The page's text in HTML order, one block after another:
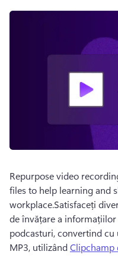
Repurpose video
files to help learning and
workplace.Satisfaceți
de învățare a
podcasturi, convertind
MP3, utilizând Clipchamp